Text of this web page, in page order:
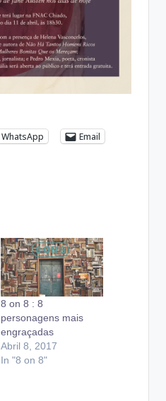
WhatsApp Email
8 on 8 : 8
personagens mais
engraçadas
Abril 8, 2017
In "8 on 8"